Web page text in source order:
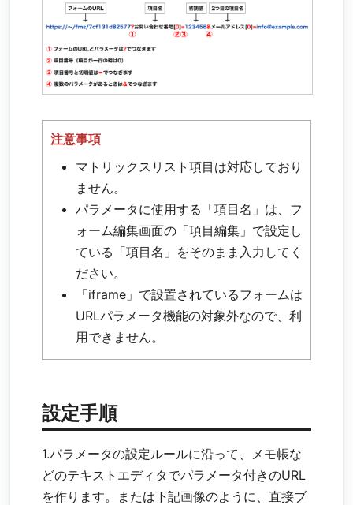
注意事項
マトリックスリスト項目は対応しており
ません。
パラメータに使用する「項目名」は、フ
ォーム編集画面の「項目編集」で設定し
ている「項目名」をそのまま入力してく
ださい。
「iframe」で設置されているフォームは
URLパラメータ機能の対象外なので、利
用できません。
設定手順
1.パラメータの設定ルールに沿って、メモ帳な
どのテキストエディタでパラメータ付きのURL
を作ります。または下記画像のように、直接ブ